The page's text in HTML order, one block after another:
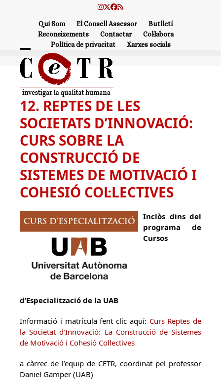
Instagram
Twitter
Facebook
RSS
Qui Som El Consell Assessor
Butlletí
Reconeixements
Contactar
Col·labora
Política de privacitat
Xarxes socials
Open
mobile
menu
Close
mobile
menu
12. REPTES DE LES
SOCIETATS D’INNOVACIÓ:
CURS SOBRE LA
CONSTRUCCIÓ DE
SISTEMES DE MOTIVACIÓ I
COHESIÓ COL·LECTIVES
Inclòs dins del
programa de
Cursos
d’Especialització de la UAB
Informació i matrícula fent clic aquí: Curs Reptes de
la Societat d’Innovació: La Construcció de Sistemes
de Motivació i Cohesió Col·lectives
a càrrec de l’equip de CETR, coordinat pel professor
Daniel Gamper (UAB)